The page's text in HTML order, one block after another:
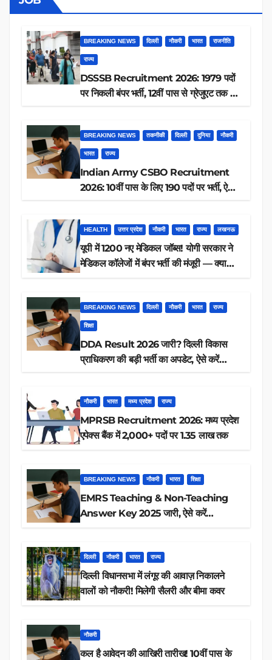
BREAKING NEWS दिल्ली नौकरी भारत राजनीति
राज्य
DSSSB Recruitment 2026: 1979 पदों
पर निकली बंपर भर्ती, 12वीं पास से ग्रेजुएट तक करें
BREAKING NEWS तकनीकी दिल्ली दुनिया नौकरी
भारत राज्य
Indian Army CSBO Recruitment
2026: 10वीं पास के लिए 190 पदों पर भर्ती, ऐसे
HEALTH उत्तर प्रदेश नौकरी भारत राज्य लखनऊ
यूपी में 1200 नए मेडिकल जॉब्स! योगी सरकार ने
मेडिकल कॉलेजों में बंपर भर्ती की मंजूरी — क्या
BREAKING NEWS दिल्ली नौकरी भारत राज्य
शिक्षा
DDA Result 2026 जारी? दिल्ली विकास
प्राधिकरण की बड़ी भर्ती का अपडेट, ऐसे करें
नौकरी भारत मध्य प्रदेश राज्य
MPRSB Recruitment 2026: मध्य प्रदेश
एपेक्स बैंक में 2,000+ पदों पर 1.35 लाख तक
BREAKING NEWS नौकरी भारत शिक्षा
EMRS Teaching & Non-Teaching
Answer Key 2025 जारी, ऐसे करें
दिल्ली नौकरी भारत राज्य
दिल्ली विधानसभा में लंगूर की आवाज़ निकालने
वालों को नौकरी! मिलेगी सैलरी और बीमा कवर
नौकरी
कल है आवेदन की आखिरी तारीख! 10वीं पास के